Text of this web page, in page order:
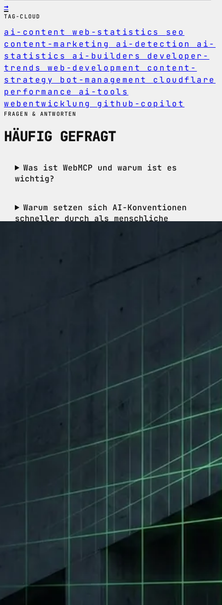
→
TAG-CLOUD
ai-contentweb-statistics seo
content-marketing ai-detection ai-
statistics ai-builders developer-
trends web-development content-
strategy bot-management cloudflare
performance ai-tools
webentwicklung github-copilot
FRAGEN & ANTWORTEN
HÄUFIG GEFRAGT
Was ist WebMCP und warum ist es
wichtig?
Warum setzen sich AI-Konventionen
schneller durch als menschliche
Sollten Schweizer Agenturen sich an
AI-Konventionen orientieren?
WEITER LESEN